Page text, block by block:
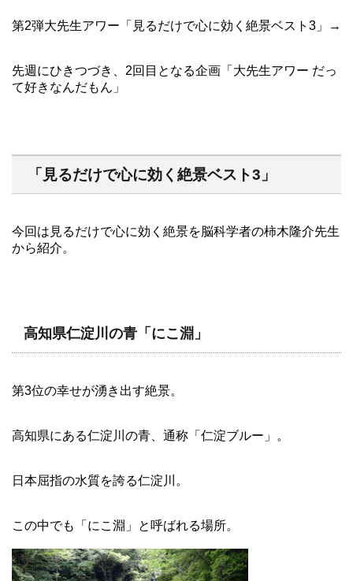
第2弾大先生アワー「見るだけで心に効く絶景ベスト3」→
先週にひきつづき、2回目となる企画「大先生アワー だっ
て好きなんだもん」
「見るだけで心に効く絶景ベスト3」
今回は見るだけで心に効く絶景を脳科学者の柿木隆介先生
から紹介。
高知県仁淀川の青「にこ淵」
第3位の幸せが湧き出す絶景。
高知県にある仁淀川の青、通称「仁淀ブルー」。
日本屈指の水質を誇る仁淀川。
この中でも「にこ淵」と呼ばれる場所。